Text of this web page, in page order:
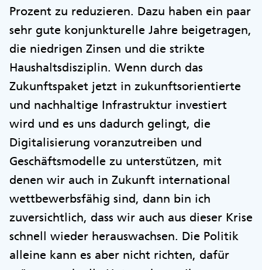
Prozent zu reduzieren. Dazu haben ein paar
sehr gute konjunkturelle Jahre beigetragen,
die niedrigen Zinsen und die strikte
Haushaltsdisziplin. Wenn durch das
Zukunftspaket jetzt in zukunftsorientierte
und nachhaltige Infrastruktur investiert
wird und es uns dadurch gelingt, die
Digitalisierung voranzutreiben und
Geschäftsmodelle zu unterstützen, mit
denen wir auch in Zukunft international
wettbewerbsfähig sind, dann bin ich
zuversichtlich, dass wir auch aus dieser Krise
schnell wieder herauswachsen. Die Politik
alleine kann es aber nicht richten, dafür